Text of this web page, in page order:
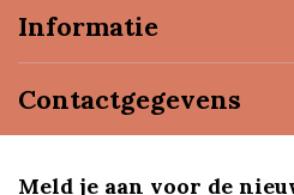
Informatie
Contactgegevens
Meld je aan voor de